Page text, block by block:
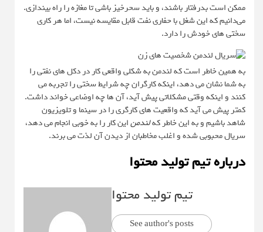
ممکن است بدرفتار باشند، و باید سحرخیز باشی تا مغازه را راه بیندازی.
می‌دانیم که این شغل با حفاری نفت قابل مقایسه نیست، اما هر کاری
سختی های خودش را دارد.
به همین خاطر است که لندمن به شکلی واقعی کار در دکل های نفتی را
به شما نشان می دهد، اینکه کارگران چه شرایط سختی را تجربه می
کنند و اینکه وقتی مشکلاتی پیش آید، آن ها چه اوضاعی خواند داشت.
کمتر پیش می آید که واقعیت های کارگری را در سینما و تلویزیون
شاهد باشیم و به این خاطر کهلندمناین کار را به خوبی انجام می دهد،
سریال محبوبی شده و اغلب مخاطبان از دیدن آن لذت می برند.
درباره تیم تولید محتوا
تیم تولید محتوا
See author's posts